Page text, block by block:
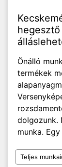
Önálló
termékek
dolgozunk.
munka.
Teljes